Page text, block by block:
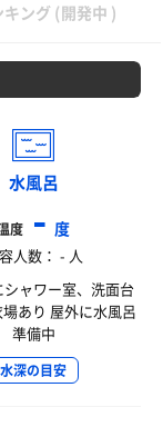
キング (開発中 )
水風呂
度 -度
人数： - 人
シャワー室、洗面台
あり 屋外に水風呂
準備中
水深の目安